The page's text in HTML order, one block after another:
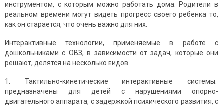
инструментом, с которым можно работать дома. Родители в
реальном времени могут видеть прогресс своего ребенка то,
как он старается, что очень важно для них.
Интерактивные технологии, применяемые в работе с
дошкольниками с ОВЗ, в зависимости от задач, которые они
решают, делятся на несколько видов.
1. Тактильно-кинетические интерактивные системы:
предназначены для детей с нарушениями опорно-
двигательного аппарата, с задержкой психического развития, с